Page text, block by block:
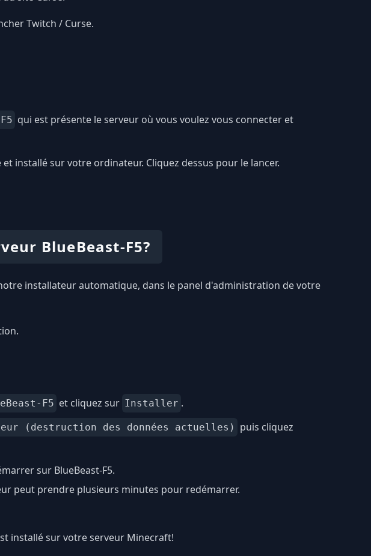
Twitch / Curse.
qui est présente le serveur où vous voulez vous connecter et
installé sur votre ordinateur. Cliquez dessus pour le lancer.
BlueBeast-F5?
installateur automatique, dans le panel d'administration de votre
F5 et cliquez sur Installer .
(destruction des données actuelles)
puis cliquez
sur BlueBeast-F5.
peut prendre plusieurs minutes pour redémarrer.
installé sur votre serveur Minecraft!